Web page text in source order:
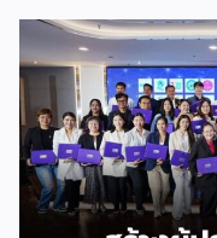
รวมกว่า 250 บูธ บนพื้น
เลือกสร้างรายได้เพิ่มแ
จบในงานด้วยสินเชื่อ แล
ความรู้โดยผู้ทรงคุณวุฒิคั
และต่างประเทศ งานจั
ฮอลล์ 6-8 อิมแพ็คเมือง
220 ล้านบาท นายพูน
ธุรกิจการค้า กระทรวง
Thailand &